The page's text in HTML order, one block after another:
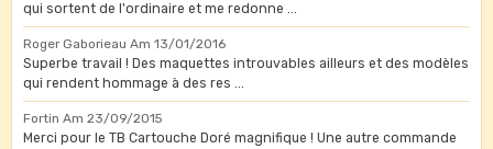
qui sortent de l'ordinaire et me redonne ...
Roger Gaborieau Am 13/01/2016
Superbe travail ! Des maquettes introuvables ailleurs et des modèles
qui rendent hommage à des res ...
Fortin Am 23/09/2015
Merci pour le TB Cartouche Doré magnifique ! Une autre commande